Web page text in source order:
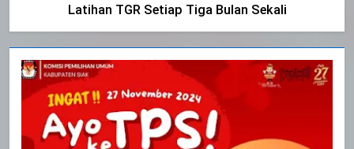
Latihan TGR Setiap Tiga Bulan Sekali